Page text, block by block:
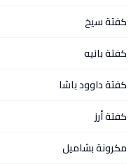
كفتة سيخ
كفتة بانيه
كفتة داوود باشا
كفتة أرز
مكرونة بشاميل